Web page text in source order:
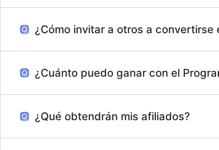
¿Cómo invitar a otros a convertirse
¿Cuánto puedo ganar con el
¿Qué obtendrán mis afiliados?